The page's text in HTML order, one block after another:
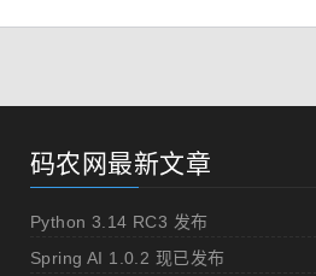
码农网最新文章
Python 3.14 RC3 发布
Spring AI 1.0.2 现已发布